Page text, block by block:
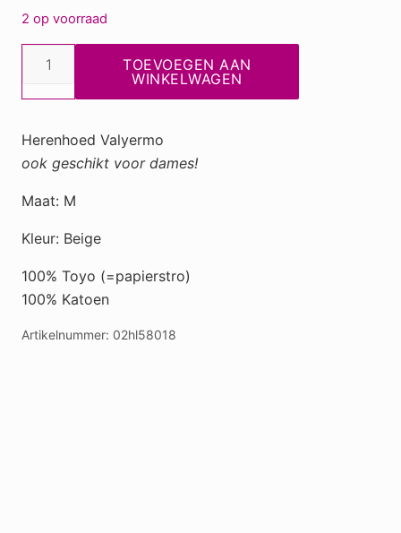
2 op voorraad
Valyermo
maat
Toyo
ZOMER
aantal
TOEVOEGEN AAN
WINKELWAGEN
Herenhoed Valyermo
ook geschikt voor dames!
Maat: M
Kleur: Beige
100% Toyo (=papierstro)
100% Katoen
Artikelnummer: 02hl58018